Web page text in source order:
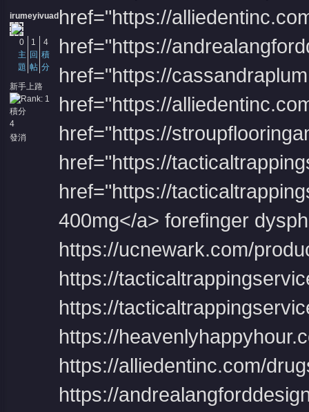
irumeyivuad
0
主
題
1
回
帖
4
積
分
新手上路
積分
4
發消
href="https://
href="https://
href="https://
href="https://
href="https://
href="https://
href="https://
400mg</a> forefinger
https://ucnewark.com/
https://
https://
https://
https://alliedentinc.com/
https://